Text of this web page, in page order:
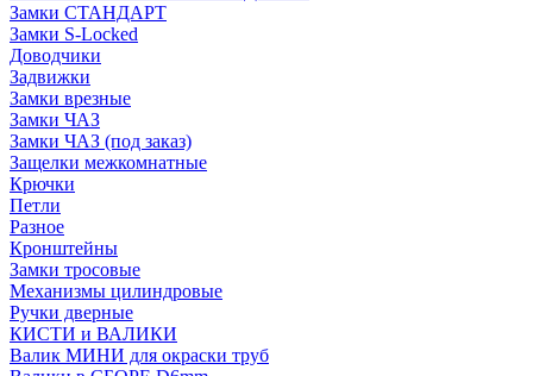
Замки СТАНДАРТ
Замки S-Locked
Доводчики
Задвижки
Замки врезные
Замки ЧАЗ
Замки ЧАЗ (под заказ)
Защелки межкомнатные
Крючки
Петли
Разное
Кронштейны
Замки тросовые
Механизмы цилиндровые
Ручки дверные
КИСТИ и ВАЛИКИ
Валик МИНИ для окраски труб